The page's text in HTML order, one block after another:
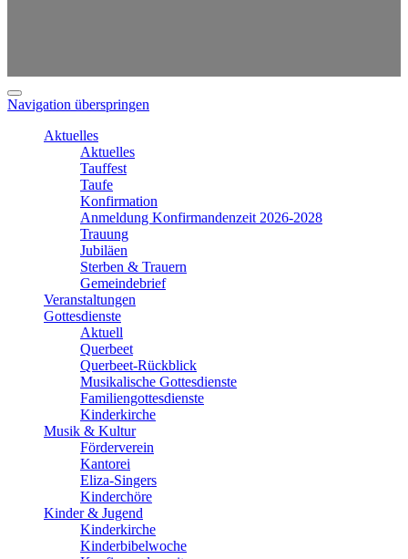
Navigation überspringen
Aktuelles
Aktuelles
Tauffest
Taufe
Konfirmation
Anmeldung Konfirmandenzeit 2026-2028
Trauung
Jubiläen
Sterben & Trauern
Gemeindebrief
Veranstaltungen
Gottesdienste
Aktuell
Querbeet
Querbeet-Rückblick
Musikalische Gottesdienste
Familiengottesdienste
Kinderkirche
Musik & Kultur
Förderverein
Kantorei
Eliza-Singers
Kinderchöre
Kinder & Jugend
Kinderkirche
Kinderbibelwoche